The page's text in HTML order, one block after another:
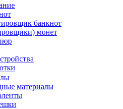
банкнот
монет
материалы